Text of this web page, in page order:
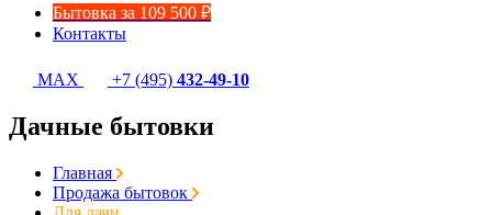
Бытовка за 109 500 ₽
Контакты
MAX +7 (495) 432-49-10
Дачные бытовки
Главная
Продажа бытовок